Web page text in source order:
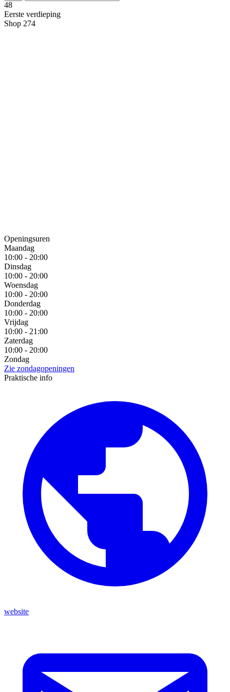
48
Eerste verdieping
Shop 274
Openingsuren
Maandag
10:00 - 20:00
Dinsdag
10:00 - 20:00
Woensdag
10:00 - 20:00
Donderdag
10:00 - 20:00
Vrijdag
10:00 - 21:00
Zaterdag
10:00 - 20:00
Zondag
Zie zondagopeningen
Praktische info
website